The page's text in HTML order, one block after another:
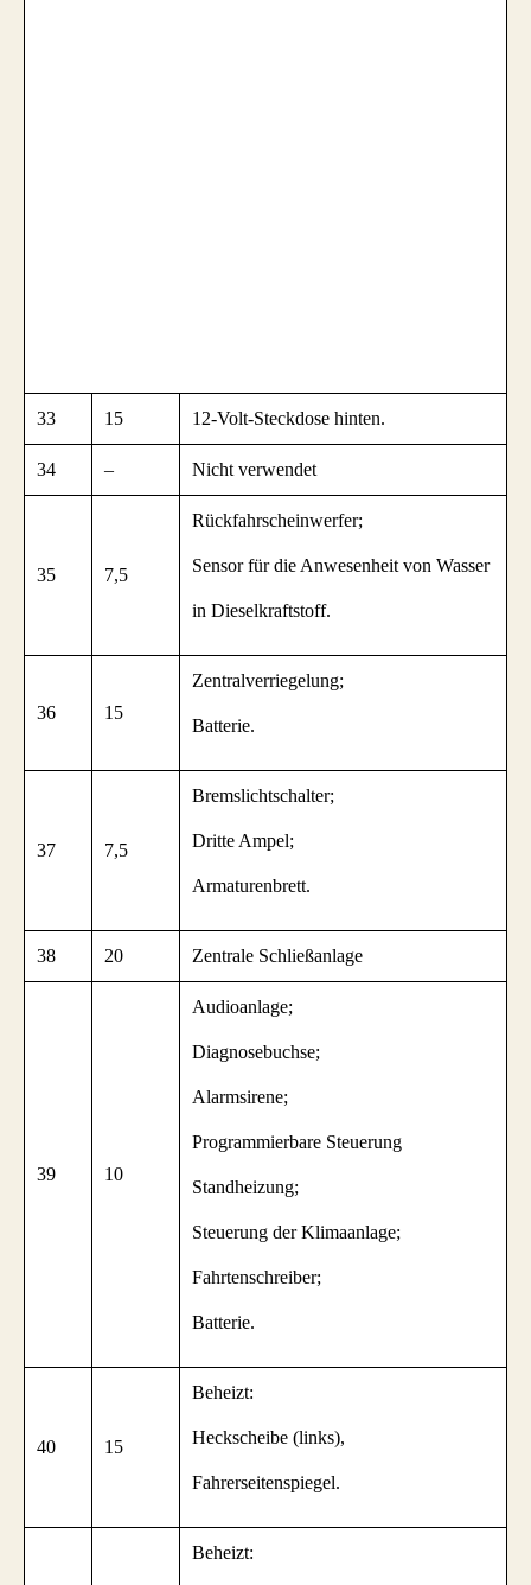
33 15 12-Volt-Steckdose hinten.
34 – Nicht verwendet
35 7,5
Rückfahrscheinwerfer;
Sensor für die Anwesenheit von Wasser
in Dieselkraftstoff.
36 15
Zentralverriegelung;
Batterie.
37 7,5
Bremslichtschalter;
Dritte Ampel;
Armaturenbrett.
38 20 Zentrale Schließanlage
39 10
Audioanlage;
Diagnosebuchse;
Alarmsirene;
Programmierbare Steuerung
Standheizung;
Steuerung der Klimaanlage;
Fahrtenschreiber;
Batterie.
40 15
Beheizt:
Heckscheibe (links),
Fahrerseitenspiegel.
Beheizt: